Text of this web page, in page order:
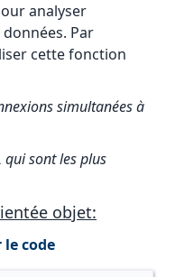
analyser
Par
cette fonction
simultanées à
qui sont les plus
objet:
le code